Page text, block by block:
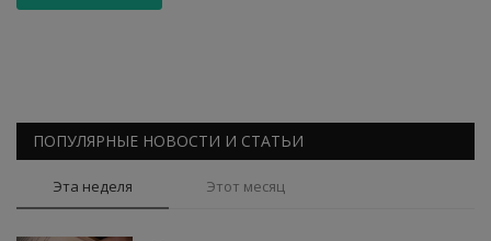
ПОПУЛЯРНЫЕ НОВОСТИ И СТАТЬИ
Эта неделя Этот месяц